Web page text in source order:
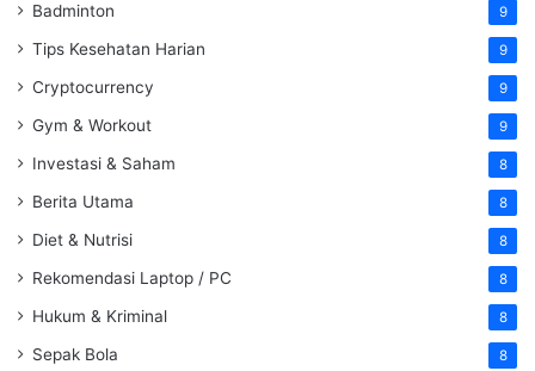
Badminton 9
Tips Kesehatan Harian 9
Cryptocurrency 9
Gym & Workout 9
Investasi & Saham 8
Berita Utama 8
Diet & Nutrisi 8
Rekomendasi Laptop / PC 8
Hukum & Kriminal 8
Sepak Bola 8